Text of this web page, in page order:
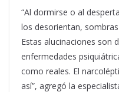
“Al dormirse o al
los desorientan,
Estas alucinaciones son
enfermedades
como reales. El
así”, agregó la